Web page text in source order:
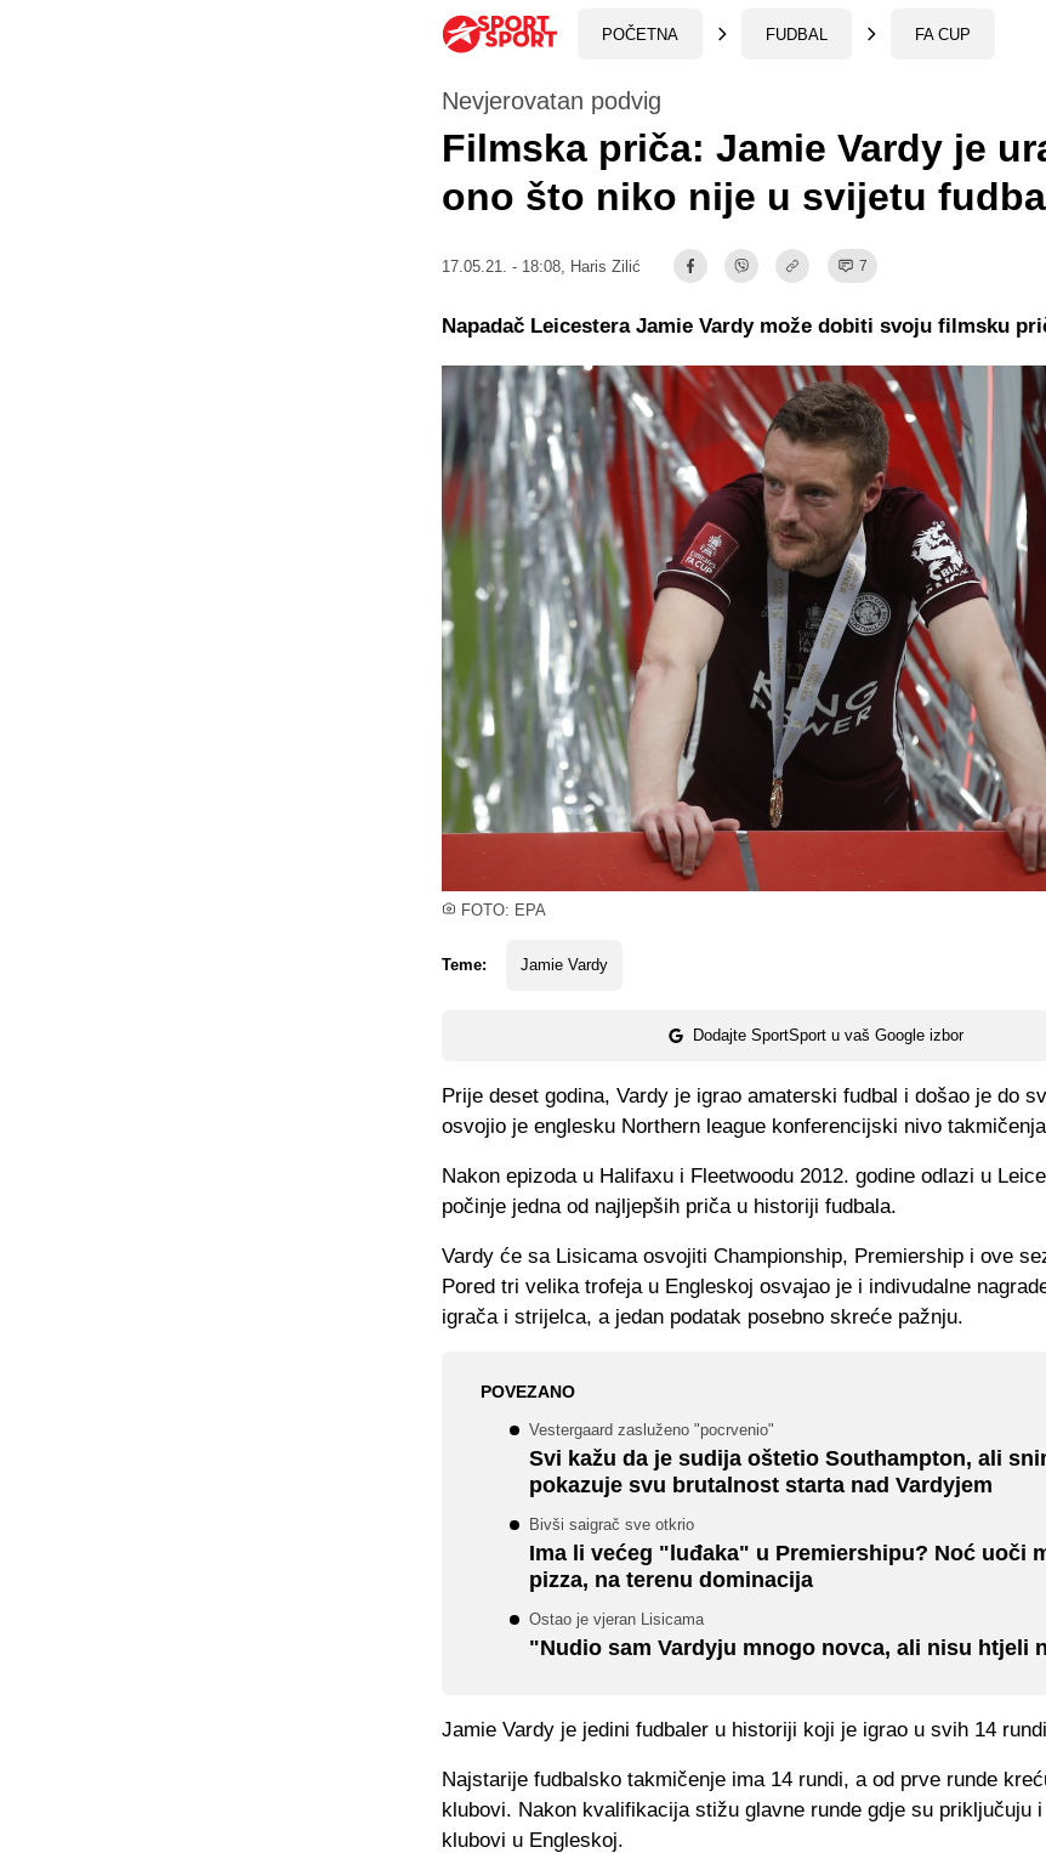
POČETNA FUDBAL FA CUP
FOTO: EPA
Nevjerovatan podvig
Filmska priča: Jamie Vardy je
ono što niko nije u svijetu
17.05.21. - 18:08, Haris Zilić 7
Teme: Jamie Vardy
Dodajte SportSport u vaš Google izbor
Napadač Leicestera Jamie Vardy može dobiti svoju filmsku
Prije deset godina, Vardy je igrao amaterski fudbal i došao je do
osvojio je englesku Northern league konferencijski nivo
Nakon epizoda u Halifaxu i Fleetwoodu 2012. godine odlazi u
počinje jedna od najljepših priča u historiji fudbala.
Vardy će sa Lisicama osvojiti Championship, Premiership i ove
Pored tri velika trofeja u Engleskoj osvajao je i indivudalne
igrača i strijelca, a jedan podatak posebno skreće pažnju.
POVEZANO
Vestergaard zasluženo "pocrvenio"
Svi kažu da je sudija oštetio Southampton, ali
pokazuje svu brutalnost starta nad Vardyjem
Bivši saigrač sve otkrio
Ima li većeg "luđaka" u Premiershipu? Noć uoči
pizza, na terenu dominacija
Ostao je vjeran Lisicama
"Nudio sam Vardyju mnogo novca, ali nisu htjeli
Jamie Vardy je jedini fudbaler u historiji koji je igrao u svih 14
Najstarije fudbalsko takmičenje ima 14 rundi, a od prve runde
klubovi. Nakon kvalifikacija stižu glavne runde gdje su priključuju
klubovi u Engleskoj.